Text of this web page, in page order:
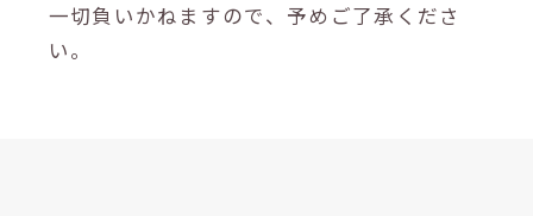
一切負いかねますので、予めご了承くださ
い。